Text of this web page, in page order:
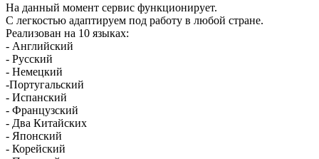
На данный момент сервис функционирует.
С легкостью адаптируем под работу в любой стране.
Реализован на 10 языках:
- Английский
- Русский
- Немецкий
-Португальский
- Испанский
- Французский
- Два Китайских
- Японский
- Корейский